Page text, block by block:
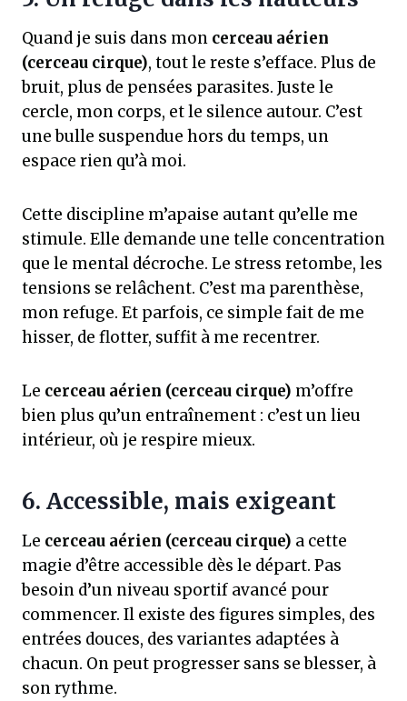
Quand je suis dans mon cerceau aérien
(cerceau cirque), tout le reste s’efface. Plus de
bruit, plus de pensées parasites. Juste le
cercle, mon corps, et le silence autour. C’est
une bulle suspendue hors du temps, un
espace rien qu’à moi.
Cette discipline m’apaise autant qu’elle me
stimule. Elle demande une telle concentration
que le mental décroche. Le stress retombe, les
tensions se relâchent. C’est ma parenthèse,
mon refuge. Et parfois, ce simple fait de me
hisser, de flotter, suffit à me recentrer.
Le cerceau aérien (cerceau cirque) m’offre
bien plus qu’un entraînement : c’est un lieu
intérieur, où je respire mieux.
6. Accessible, mais exigeant
Le cerceau aérien (cerceau cirque) a cette
magie d’être accessible dès le départ. Pas
besoin d’un niveau sportif avancé pour
commencer. Il existe des figures simples, des
entrées douces, des variantes adaptées à
chacun. On peut progresser sans se blesser, à
son rythme.